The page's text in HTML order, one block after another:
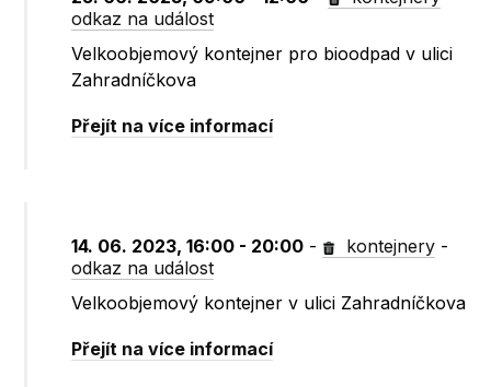
odkaz na událost
Velkoobjemový kontejner pro bioodpad v ulici
Zahradníčkova
Přejít na více informací
14. 06. 2023, 16:00 - 20:00 - kontejnery -
odkaz na událost
Velkoobjemový kontejner v ulici Zahradníčkova
Přejít na více informací